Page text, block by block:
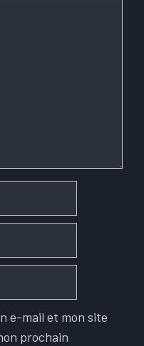
e-mail et mon site
prochain